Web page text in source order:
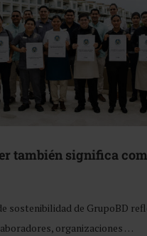
también significa
sostenibilidad de GrupoBD
organizaciones …